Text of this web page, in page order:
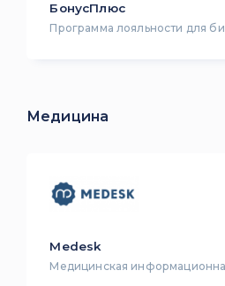
БонусПлюс
Программа лояльности для
Медицина
Medesk
Медицинская